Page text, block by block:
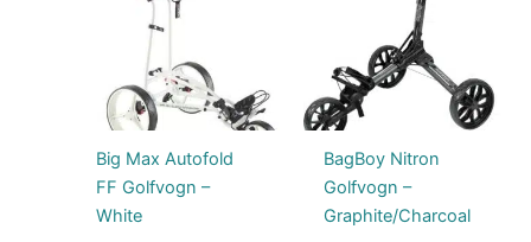
Big Max Autofold
FF Golfvogn –
White
BagBoy Nitron
Golfvogn –
Graphite/Charcoal